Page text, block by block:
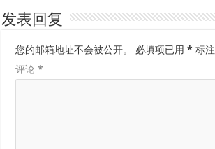
发表回复
您的邮箱地址不会被公开。 必填项已用* 标注
评论*